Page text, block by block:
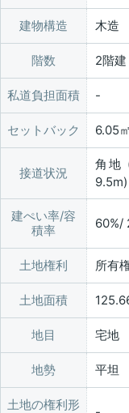
建物構造 木造
階数 2階建
私道負担面積
セットバック 6.05㎡
接道状況
角地
9.5m)
建ぺい率/容
積率
60%/
土地権利 所有
土地面積
地目 宅地
地勢 平坦
土地の権利形